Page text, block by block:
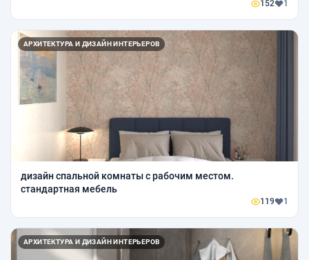
152 1
АРХИТЕКТУРА И ДИЗАЙН ИНТЕРЬЕРОВ
дизайн спальной комнаты с рабочим местом.
стандартная мебель
119 1
АРХИТЕКТУРА И ДИЗАЙН ИНТЕРЬЕРОВ